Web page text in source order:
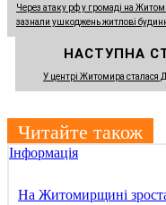
Через атаку рф у громаді на
зазнали ушкоджень житлові
НАСТУПНА
У центрі Житомира сталася
Читайте також
Інформація
На Житомирщині